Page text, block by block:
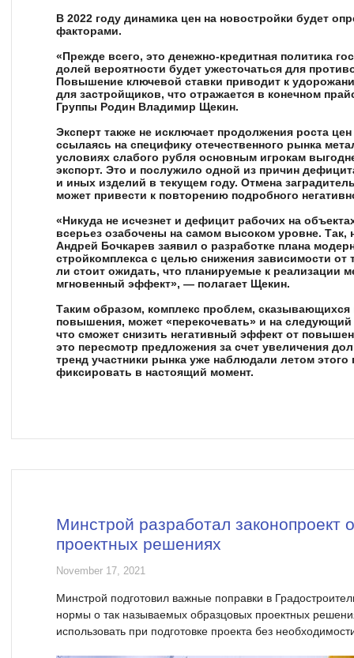
В 2022 году динамика цен на новостройки будет
факторами.
«Прежде всего, это денежно-кредитная политика
долей вероятности будет ужесточаться для
Повышение ключевой ставки приводит к
для застройщиков, что отражается в конечном
Группы Родин Владимир Щекин.
Эксперт также не исключает продолжения роста
ссылаясь на специфику отечественного рынка
условиях слабого рубля основным игрокам
экспорт. Это и послужило одной из причин
и иных изделий в текущем году. Отмена
может привести к повторению подробного
«Никуда не исчезнет и дефицит рабочих на
всерьез озабочены на самом высоком уровне.
Андрей Бочкарев заявил о разработке плана
стройкомплекса с целью снижения зависимости от
ли стоит ожидать, что планируемые к реализации
мгновенный эффект», — полагает Щекин.
Таким образом, комплекс проблем, сказывающихся
повышения, может «перекочевать» и на
что сможет снизить негативный эффект от
это пересмотр предложения за счет увеличения
тренд участники рынка уже наблюдали летом
фиксировать в настоящий момент.
Минстрой разработал законопроект
проектных решениях
November 17, 2021
Минстрой подготовил важные поправки в
нормы о так называемых образцовых проектных
использовать при подготовке проекта без